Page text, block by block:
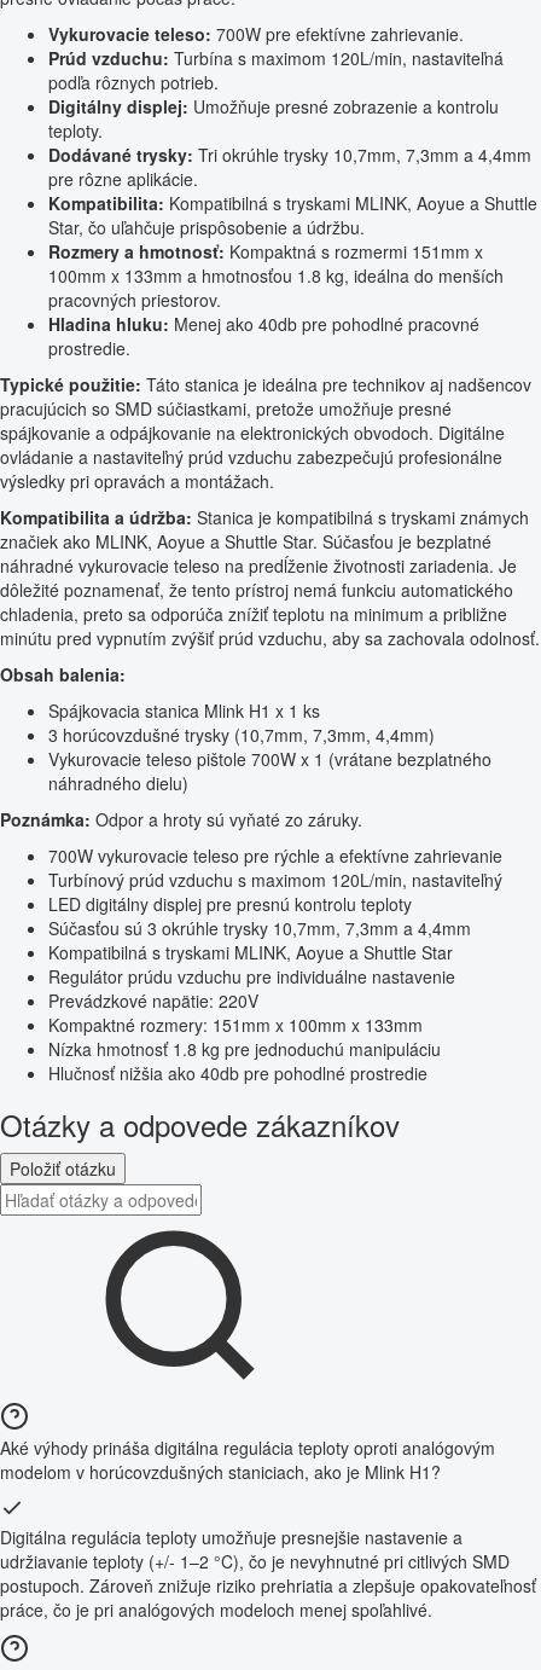
Vykurovacie teleso: 700W pre efektívne zahrievanie.
Prúd vzduchu: Turbína s maximom 120L/min, nastaviteľná
podľa rôznych potrieb.
Digitálny displej: Umožňuje presné zobrazenie a kontrolu
teploty.
Dodávané trysky: Tri okrúhle trysky 10,7mm, 7,3mm a 4,4mm
pre rôzne aplikácie.
Kompatibilita: Kompatibilná s tryskami MLINK, Aoyue a Shuttle
Star, čo uľahčuje prispôsobenie a údržbu.
Rozmery a hmotnosť: Kompaktná s rozmermi 151mm x
100mm x 133mm a hmotnosťou 1.8 kg, ideálna do menších
pracovných priestorov.
Hladina hluku: Menej ako 40db pre pohodlné pracovné
prostredie.
Typické použitie: Táto stanica je ideálna pre technikov aj nadšencov
pracujúcich so SMD súčiastkami, pretože umožňuje presné
spájkovanie a odpájkovanie na elektronických obvodoch. Digitálne
ovládanie a nastaviteľný prúd vzduchu zabezpečujú profesionálne
výsledky pri opravách a montážach.
Kompatibilita a údržba: Stanica je kompatibilná s tryskami známych
značiek ako MLINK, Aoyue a Shuttle Star. Súčasťou je bezplatné
náhradné vykurovacie teleso na predĺženie životnosti zariadenia. Je
dôležité poznamenať, že tento prístroj nemá funkciu automatického
chladenia, preto sa odporúča znížiť teplotu na minimum a približne
minútu pred vypnutím zvýšiť prúd vzduchu, aby sa zachovala odolnosť.
Obsah balenia:
Spájkovacia stanica Mlink H1 x 1 ks
3 horúcovzdušné trysky (10,7mm, 7,3mm, 4,4mm)
Vykurovacie teleso pištole 700W x 1 (vrátane bezplatného
náhradného dielu)
Poznámka: Odpor a hroty sú vyňaté zo záruky.
700W vykurovacie teleso pre rýchle a efektívne zahrievanie
Turbínový prúd vzduchu s maximom 120L/min, nastaviteľný
LED digitálny displej pre presnú kontrolu teploty
Súčasťou sú 3 okrúhle trysky 10,7mm, 7,3mm a 4,4mm
Kompatibilná s tryskami MLINK, Aoyue a Shuttle Star
Regulátor prúdu vzduchu pre individuálne nastavenie
Prevádzkové napätie: 220V
Kompaktné rozmery: 151mm x 100mm x 133mm
Nízka hmotnosť 1.8 kg pre jednoduchú manipuláciu
Hlučnosť nižšia ako 40db pre pohodlné prostredie
Otázky a odpovede zákazníkov
Položiť otázku
Aké výhody prináša digitálna regulácia teploty oproti analógovým
modelom v horúcovzdušných staniciach, ako je Mlink H1?
Digitálna regulácia teploty umožňuje presnejšie nastavenie a
udržiavanie teploty (+/- 1–2 °C), čo je nevyhnutné pri citlivých SMD
postupoch. Zároveň znižuje riziko prehriatia a zlepšuje opakovateľnosť
práce, čo je pri analógových modeloch menej spoľahlivé.